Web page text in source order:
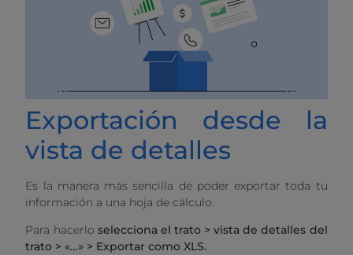
Exportación desde la
vista de detalles
Es la manera más sencilla de poder exportar toda tu
información a una hoja de cálculo.
Para hacerlo selecciona el trato > vista de detalles del
trato > «…» > Exportar como XLS.